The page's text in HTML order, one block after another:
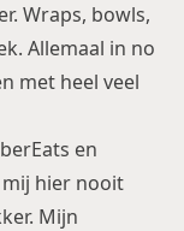
Wraps, bowls,
Allemaal in no
met heel veel
en
hier nooit
Mijn